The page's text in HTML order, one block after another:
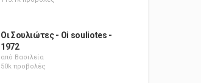
Οι Σουλιώτες - Oi souliotes -
1972
από Βασιλεία
50k προβολές